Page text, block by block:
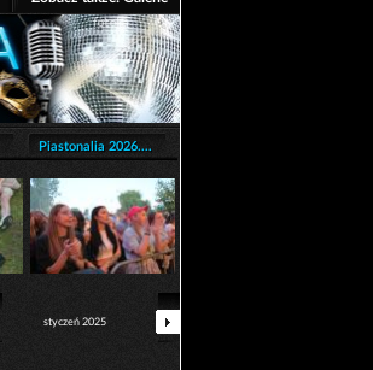
Piastonalia 2026....
styczeń 2025